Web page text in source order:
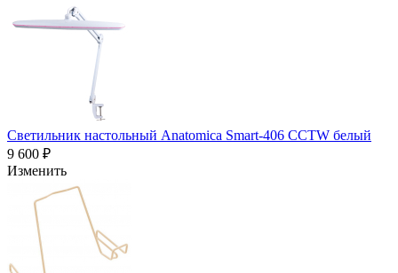
Светильник настольный Anatomica Smart-406 CCTW белый
9 600 ₽
Изменить